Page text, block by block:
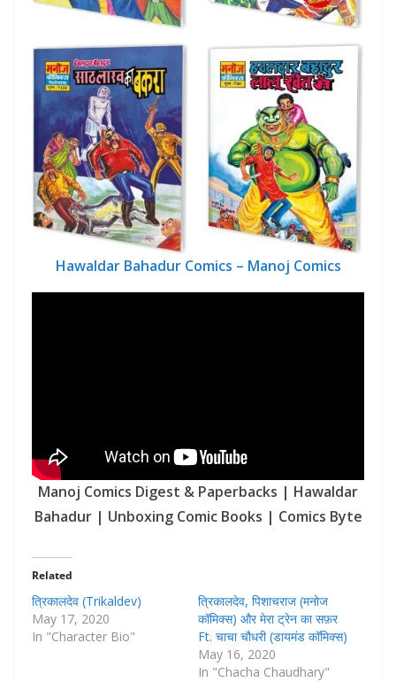
Hawaldar Bahadur Comics – Manoj Comics
Manoj Comics Digest & Paperbacks | Hawaldar
Bahadur | Unboxing Comic Books | Comics Byte
Related
त्रिकालदेव (Trikaldev)
May 17, 2020
In "Character Bio"
त्रिकालदेव, पिशाचराज (मनोज
कॉमिक्स) और मेरा ट्रेन का सफ़र
Ft. चाचा चौधरी (डायमंड कॉमिक्स)
May 16, 2020
In "Chacha Chaudhary"